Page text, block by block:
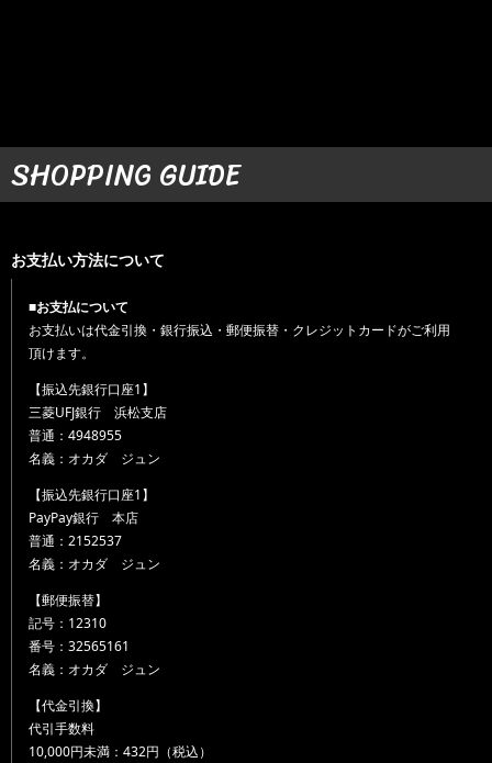
SHOPPING GUIDE
お支払い方法について
■お支払について
お支払いは代金引換・銀行振込・郵便振替・クレジットカードがご利用
頂けます。
【振込先銀行口座1】
三菱UFJ銀行 浜松支店
普通：4948955
名義：オカダ ジュン
【振込先銀行口座1】
PayPay銀行 本店
普通：2152537
名義：オカダ ジュン
【郵便振替】
記号：12310
番号：32565161
名義：オカダ ジュン
【代金引換】
代引手数料
10,000円未満：432円（税込）